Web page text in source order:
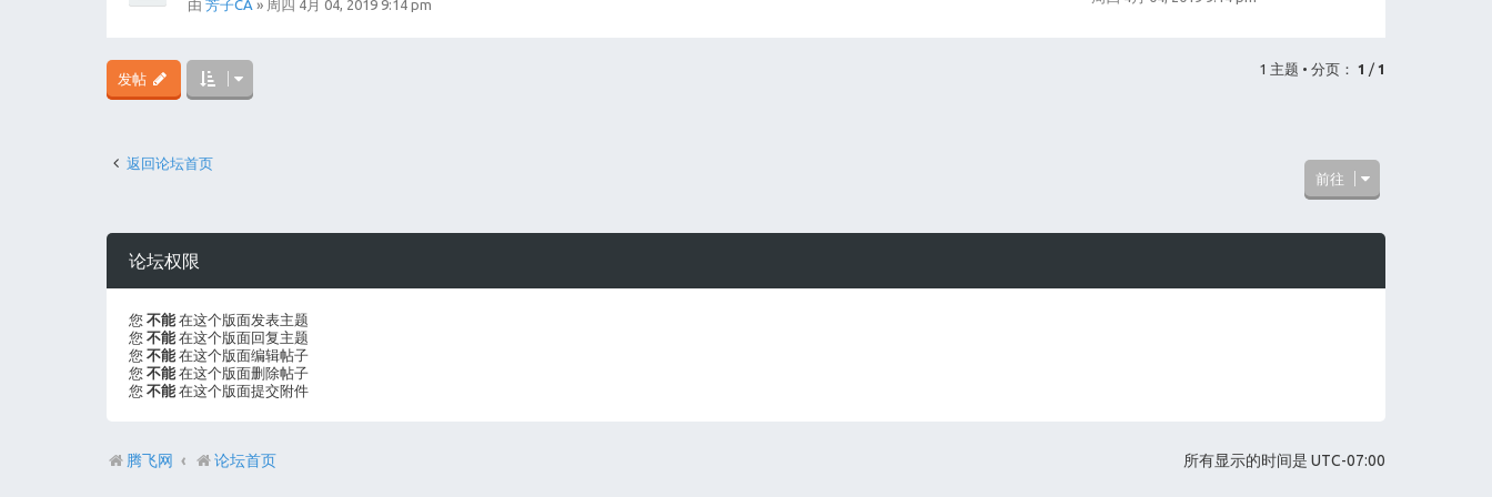
由 芳子CA » 周四 4月 04, 2019 9:14 pm
发帖
1 主题 • 分页： 1 / 1
返回论坛首页
前往
论坛权限
您 不能 在这个版面发表主题
您 不能 在这个版面回复主题
您 不能 在这个版面编辑帖子
您 不能 在这个版面删除帖子
您 不能 在这个版面提交附件
所有显示的时间是 UTC-07:00
腾飞网 论坛首页